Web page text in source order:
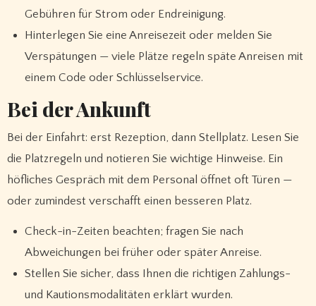
Gebühren für Strom oder Endreinigung.
Hinterlegen Sie eine Anreisezeit oder melden Sie
Verspätungen — viele Plätze regeln späte Anreisen mit
einem Code oder Schlüsselservice.
Bei der Ankunft
Bei der Einfahrt: erst Rezeption, dann Stellplatz. Lesen Sie
die Platzregeln und notieren Sie wichtige Hinweise. Ein
höfliches Gespräch mit dem Personal öffnet oft Türen —
oder zumindest verschafft einen besseren Platz.
Check-in-Zeiten beachten; fragen Sie nach
Abweichungen bei früher oder später Anreise.
Stellen Sie sicher, dass Ihnen die richtigen Zahlungs-
und Kautionsmodalitäten erklärt wurden.